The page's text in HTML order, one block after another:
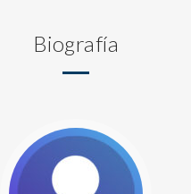
Biografía